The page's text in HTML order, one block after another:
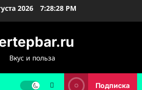
2026 7:28:29 PM
Вкус и польза
Подписка